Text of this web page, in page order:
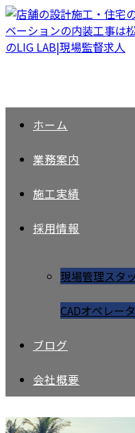
ホーム
業務案内
施工実績
採用情報
現場管理スタ
CADオペレー
ブログ
会社概要